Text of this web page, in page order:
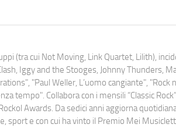
(tra cui Not Moving, Link Quartet, Lilith),
Iggy and the Stooges, Johnny Thunders,
"Paul Weller, L’uomo cangiante", "Rock
tempo". Collabora con i mensili “Classic
Awards. Da sedici anni aggiorna
sport e con cui ha vinto il Premio Mei